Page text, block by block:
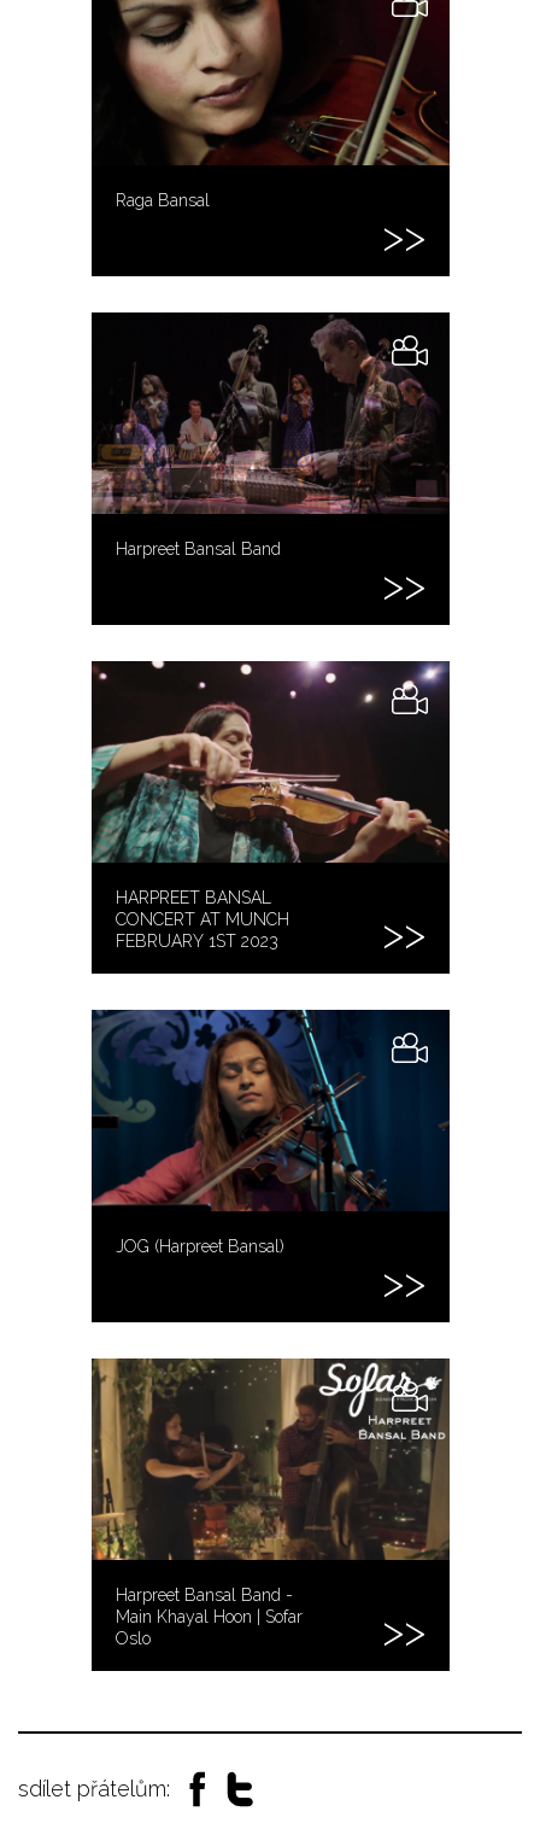
Raga Bansal
Harpreet Bansal Band
HARPREET BANSAL
CONCERT AT MUNCH
FEBRUARY 1ST 2023
JOG (Harpreet Bansal)
Harpreet Bansal Band -
Main Khayal Hoon | Sofar
Oslo
sdílet přátelům: